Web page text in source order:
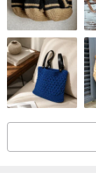
こんにちは、友達:
私たちは台湾のハ
軽量で耐久性のあ
す。
「一体成型で超軽
一枚一枚の革の価
適度な容量なのに